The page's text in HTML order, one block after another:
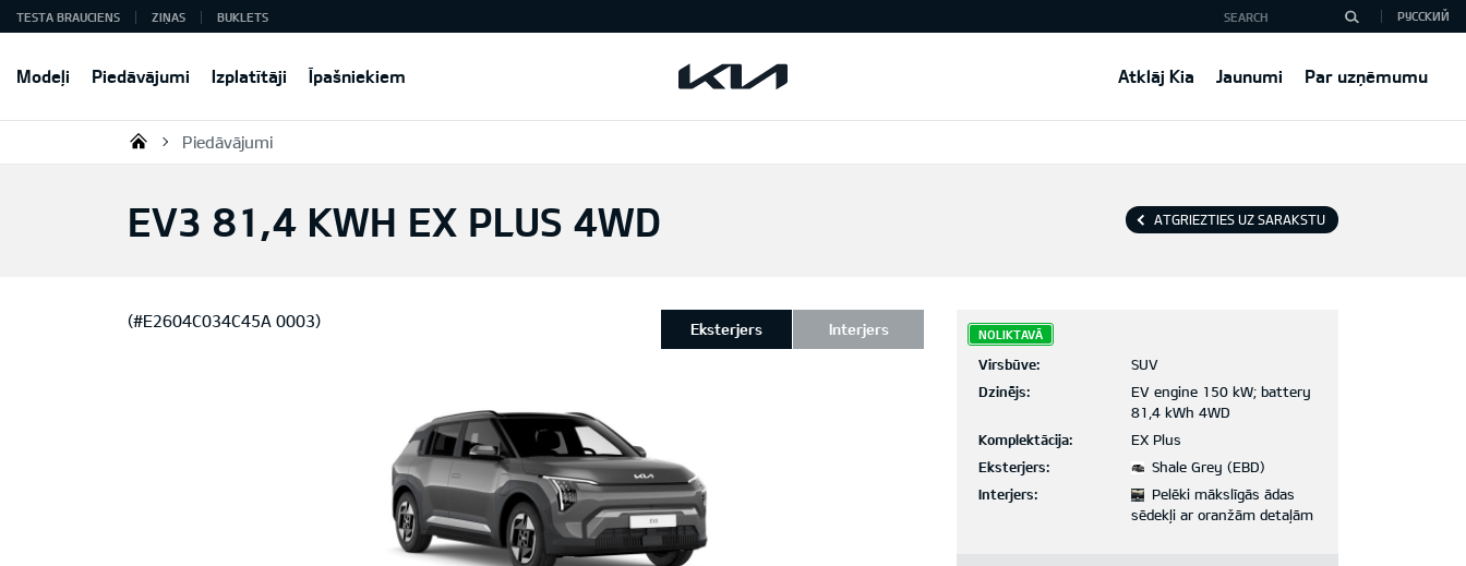
Modeļi Piedāvājumi Izplatītāji Īpašniekiem Atklāj Kia Jaunumi Par uzņēmumu
TESTA BRAUCIENS ZIŅAS BUKLETS РУССКИЙ
KIA AUTO AS
Piedāvājumi
ATGRIEZTIES UZ SARAKSTU
EV3 81,4 KWH EX PLUS 4WD
Eksterjers Interjers
(#E2604C034C45A 0003)
NOLIKTAVĀ
Virsbūve:
SUV
Dzinējs:
EV engine 150 kW; battery
81,4 kWh 4WD
Komplektācija:
EX Plus
Eksterjers:
Shale Grey (EBD)
Interjers:
Pelēki mākslīgās ādas
sēdekļi ar oranžām detaļām